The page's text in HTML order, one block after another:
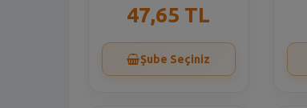
47,65 TL
Şube Seçiniz